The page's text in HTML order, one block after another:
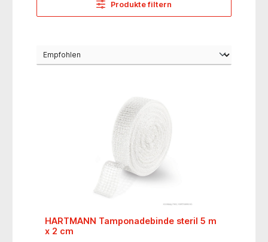
Produkte filtern
HARTMANN Tamponadebinde steril 5 m
x 2 cm